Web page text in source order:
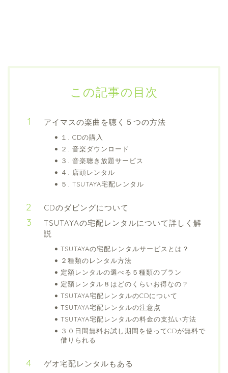
この記事の目次
アイマスの楽曲を聴く５つの方法
１. CDの購入
２. 音楽ダウンロード
３. 音楽聴き放題サービス
４. 店頭レンタル
５. TSUTAYA宅配レンタル
CDのダビングについて
TSUTAYAの宅配レンタルについて詳しく解
説
TSUTAYAの宅配レンタルサービスとは？
２種類のレンタル方法
定額レンタルの選べる５種類のプラン
定額レンタル８はどのくらいお得なの？
TSUTAYA宅配レンタルのCDについて
TSUTAYA宅配レンタルの注意点
TSUTAYA宅配レンタルの料金の支払い方法
３０日間無料お試し期間を使ってCDが無料で
借りられる
ゲオ宅配レンタルもある